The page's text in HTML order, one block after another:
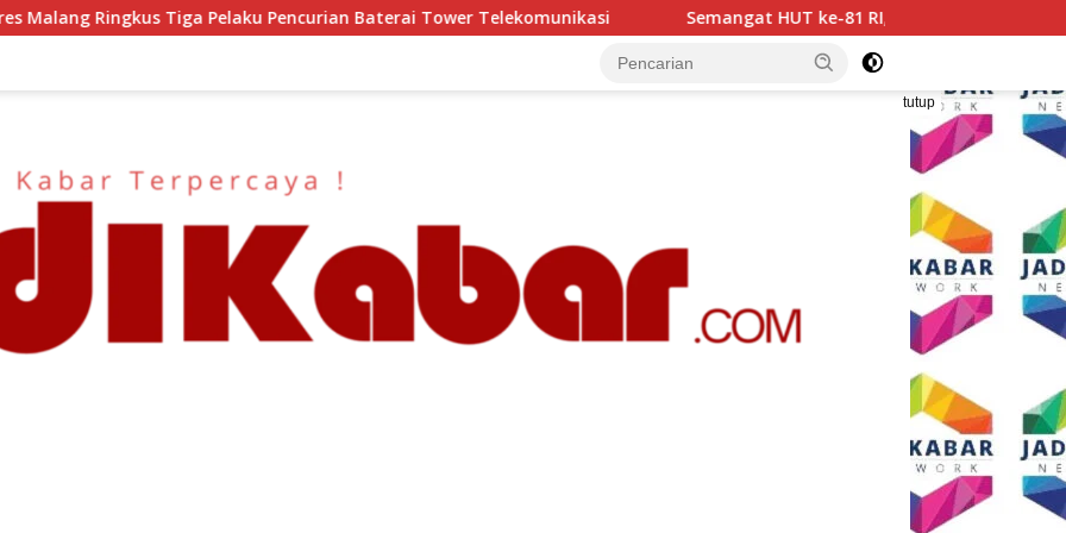
Baterai Tower Telekomunikasi Semangat HUT ke-81 RI, AKP Adik Agus Putrawan: Kemerdekaan Harus Dijaga
tutup